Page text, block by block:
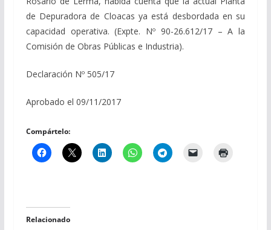
de Depuradora de Cloacas ya está desbordada en su
capacidad operativa. (Expte. Nº 90-26.612/17 – A la
Comisión de Obras Públicas e Industria).
Declaración Nº 505/17
Aprobado el 09/11/2017
Compártelo:
Relacionado